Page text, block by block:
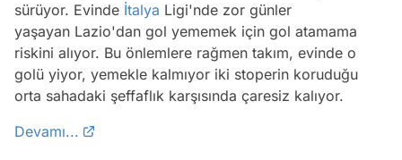
sürüyor. Evinde İtalya Ligi'nde zor günler
yaşayan Lazio'dan gol yememek için gol atamama
riskini alıyor. Bu önlemlere rağmen takım, evinde o
golü yiyor, yemekle kalmıyor iki stoperin koruduğu
orta sahadaki şeffaflık karşısında çaresiz kalıyor.
Devamı...